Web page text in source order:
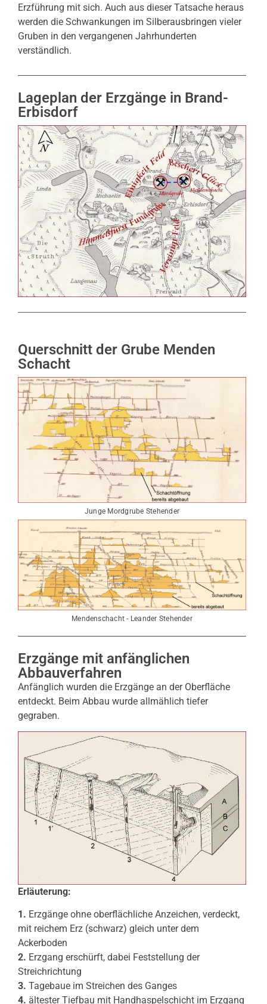
Erzführung mit sich. Auch aus dieser Tatsache heraus
werden die Schwankungen im Silberausbringen vieler
Gruben in den vergangenen Jahrhunderten
verständlich.
Lageplan der Erzgänge in Brand-
Erbisdorf
Querschnitt der Grube Menden
Schacht
Junge Mordgrube Stehender
Mendenschacht - Leander Stehender
Erzgänge mit anfänglichen
Abbauverfahren
Anfänglich wurden die Erzgänge an der Oberfläche
entdeckt. Beim Abbau wurde allmählich tiefer
gegraben.
Erläuterung:
1. Erzgänge ohne oberflächliche Anzeichen, verdeckt,
mit reichem Erz (schwarz) gleich unter dem
Ackerboden
2. Erzgang erschürft, dabei Feststellung der
Streichrichtung
3. Tagebaue im Streichen des Ganges
4. ältester Tiefbau mit Handhaspelschicht im Erzgang